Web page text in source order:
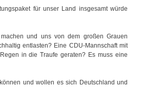
für unser Land insgesamt würde
und uns von dem großen Grauen
entlasten? Eine CDU-Mannschaft mit
in die Traufe geraten? Es muss eine
und wollen es sich Deutschland und